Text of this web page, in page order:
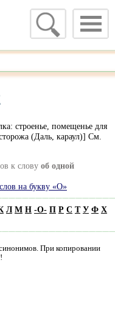
строенье, помещенье для
(Даль, караул)] См.
к слову об одной
на букву «О»
Л М Н -О- П Р С Т У Ф Х
При копировании